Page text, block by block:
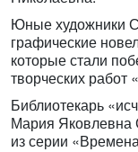
Юные художники
графические
которые стали
творческих
Библиотекарь
Мария Яковлевна
из серии